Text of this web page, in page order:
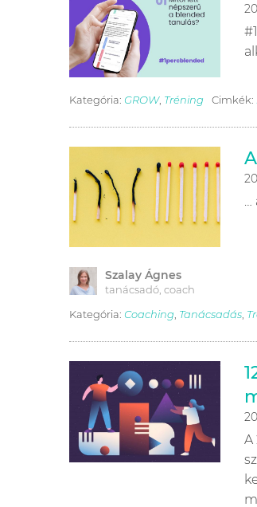
Kategória: GROW, Tréning Cimkék:
…
Szalay Ágnes
tanácsadó, coach
Kategória: Coaching, Tanácsadás,
A